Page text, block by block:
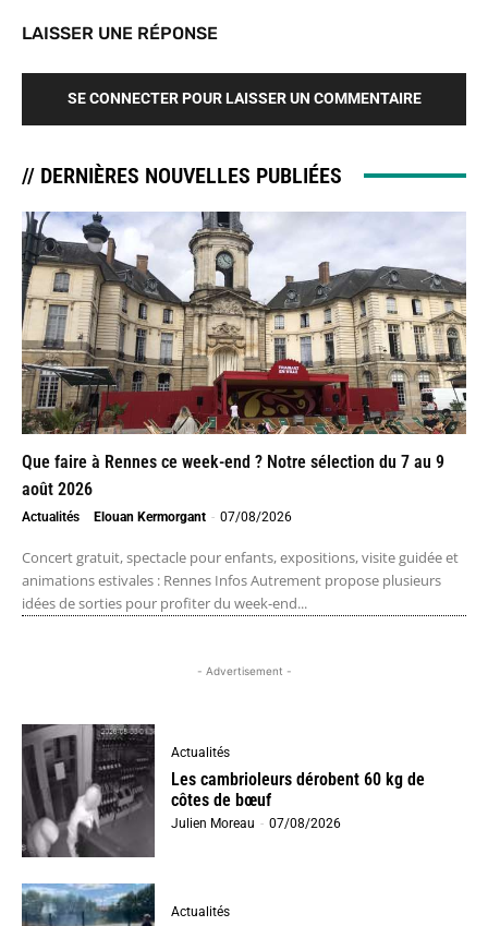
LAISSER UNE RÉPONSE
SE CONNECTER POUR LAISSER UN COMMENTAIRE
// DERNIÈRES NOUVELLES PUBLIÉES
Que faire à Rennes ce week-end ? Notre sélection du 7 au 9
août 2026
Actualités Elouan Kermorgant - 07/08/2026
Concert gratuit, spectacle pour enfants, expositions, visite guidée et
animations estivales : Rennes Infos Autrement propose plusieurs
idées de sorties pour profiter du week-end...
- Advertisement -
Actualités
Les cambrioleurs dérobent 60 kg de
côtes de bœuf
Julien Moreau - 07/08/2026
Actualités